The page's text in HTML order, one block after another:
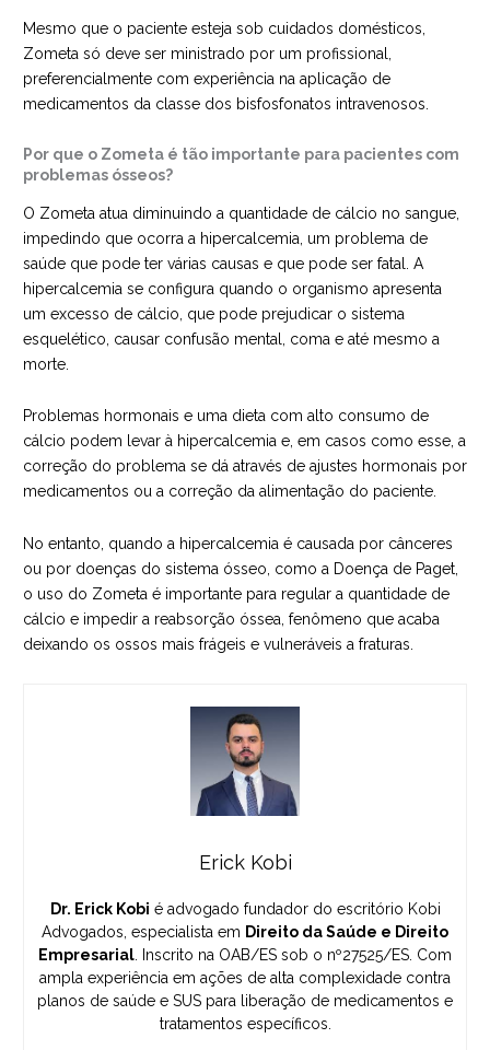
Mesmo que o paciente esteja sob cuidados domésticos,
Zometa só deve ser ministrado por um profissional,
preferencialmente com experiência na aplicação de
medicamentos da classe dos bisfosfonatos intravenosos.
Por que o Zometa é tão importante para pacientes com
problemas ósseos?
O Zometa atua diminuindo a quantidade de cálcio no sangue,
impedindo que ocorra a hipercalcemia, um problema de
saúde que pode ter várias causas e que pode ser fatal. A
hipercalcemia se configura quando o organismo apresenta
um excesso de cálcio, que pode prejudicar o sistema
esquelético, causar confusão mental, coma e até mesmo a
morte.
Problemas hormonais e uma dieta com alto consumo de
cálcio podem levar à hipercalcemia e, em casos como esse, a
correção do problema se dá através de ajustes hormonais por
medicamentos ou a correção da alimentação do paciente.
No entanto, quando a hipercalcemia é causada por cânceres
ou por doenças do sistema ósseo, como a Doença de Paget,
o uso do Zometa é importante para regular a quantidade de
cálcio e impedir a reabsorção óssea, fenômeno que acaba
deixando os ossos mais frágeis e vulneráveis a fraturas.
Erick Kobi
Dr. Erick Kobi é advogado fundador do escritório Kobi
Advogados, especialista em Direito da Saúde e Direito
Empresarial. Inscrito na OAB/ES sob o nº27525/ES. Com
ampla experiência em ações de alta complexidade contra
planos de saúde e SUS para liberação de medicamentos e
tratamentos específicos.